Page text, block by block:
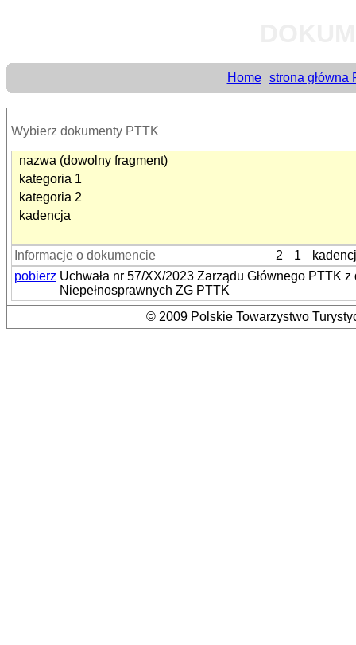
Home strona główna
Wybierz dokumenty PTTK
nazwa (dowolny fragment)
kategoria 1
kategoria 2
kadencja
Informacje o dokumencie 2 1
pobierz Uchwała nr 57/XX/2023 Zarządu Głównego PTTK
Niepełnosprawnych ZG PTTK
© 2009 Polskie Towarzystwo